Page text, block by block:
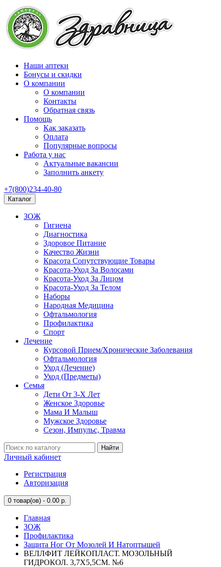
Наши аптеки
Бонусы и скидки
О компании
О компании
Контакты
Обратная связь
Помощь
Как заказать
Оплата
Популярные вопросы
Работа у нас
Актуальные вакансии
Заполнить анкету
+7(800)234-40-80
Каталог
ЗОЖ
Гигиена
Диагностика
Здоровое Питание
Качество Жизни
Красота Сопутствующие Товары
Красота-Уход За Волосами
Красота-Уход За Лицом
Красота-Уход За Телом
Наборы
Народная Медицина
Офтальмология
Профилактика
Спорт
Лечение
Курсовой Прием/Хронические Заболевания
Офтальмология
Уход (Лечение)
Уход (Предметы)
Семья
Дети От 3-Х Лет
Женское Здоровье
Мама И Малыш
Мужское Здоровье
Сезон, Импульс, Травма
Найти
Личный кабинет
Регистрация
Авторизация
0 товар(ов) - 0.00 р.
Главная
ЗОЖ
Профилактика
Защита Ног От Мозолей И Натоптышей
ВЕЛЛФИТ ЛЕЙКОПЛАСТ. МОЗОЛЬНЫЙ
ГИДРОКОЛ. 3,7Х5,5СМ. №6